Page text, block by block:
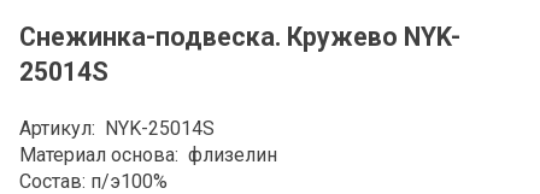
Снежинка-подвеска. Кружево NYK-
25014S
Артикул: NYK-25014S
Материал основа: флизелин
Состав: п/э100%